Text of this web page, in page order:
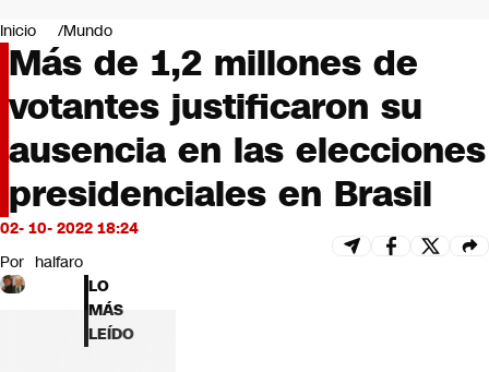
Negocios
Deportes
Programas completos
Cultura
Servicios
Bits
CNN tiempo
Futuro 360
Inicio Mundo
Más de 1,2 millones de
votantes justificaron su
ausencia en las elecciones
presidenciales en Brasil
02- 10- 2022 18:24
Por halfaro
LO
MÁS
LEÍDO